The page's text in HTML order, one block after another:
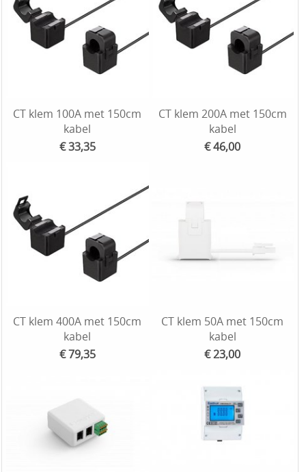
CT klem 100A met 150cm
kabel
€ 33,35
CT klem 200A met 150cm
kabel
€ 46,00
CT klem 400A met 150cm
kabel
€ 79,35
CT klem 50A met 150cm
kabel
€ 23,00